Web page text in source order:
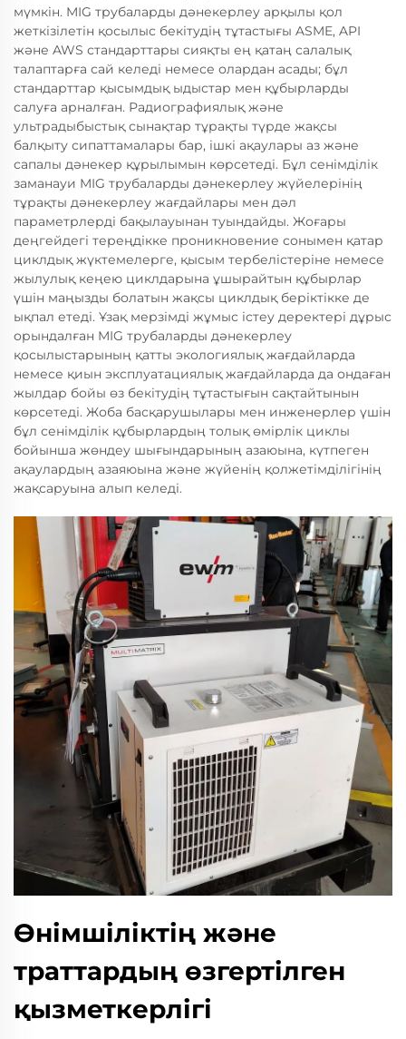
мүмкін. MIG трубаларды дәнекерлеу арқылы қол
жеткізілетін қосылыс бекітудің тұтастығы ASME, API
және AWS стандарттары сияқты ең қатаң салалық
талаптарға сай келеді немесе олардан асады; бұл
стандарттар қысымдық ыдыстар мен құбырларды
салуға арналған. Радиографиялық және
ультрадыбыстық сынақтар тұрақты түрде жақсы
балқыту сипаттамалары бар, ішкі ақаулары аз және
сапалы дәнекер құрылымын көрсетеді. Бұл сенімділік
заманауи MIG трубаларды дәнекерлеу жүйелерінің
тұрақты дәнекерлеу жағдайлары мен дәл
параметрлерді бақылауынан туындайды. Жоғары
деңгейдегі тереңдікке проникновение сонымен қатар
циклдық жүктемелерге, қысым тербелістеріне немесе
жылулық кеңею циклдарына ұшырайтын құбырлар
үшін маңызды болатын жақсы циклдық беріктікке де
ықпал етеді. Ұзақ мерзімді жұмыс істеу деректері дұрыс
орындалған MIG трубаларды дәнекерлеу
қосылыстарының қатты экологиялық жағдайларда
немесе қиын эксплуатациялық жағдайларда да ондаған
жылдар бойы өз бекітудің тұтастығын сақтайтынын
көрсетеді. Жоба басқарушылары мен инженерлер үшін
бұл сенімділік құбырлардың толық өмірлік циклы
бойынша жөндеу шығындарының азаюына, күтпеген
ақаулардың азаяюына және жүйенің қолжетімділігінің
жақсаруына алып келеді.
Өнімшіліктің және
траттардың өзгертілген
қызметкерлігі